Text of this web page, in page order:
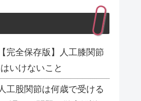
全保存版】人工膝関節
いけないこと
股関節は何歳で受ける